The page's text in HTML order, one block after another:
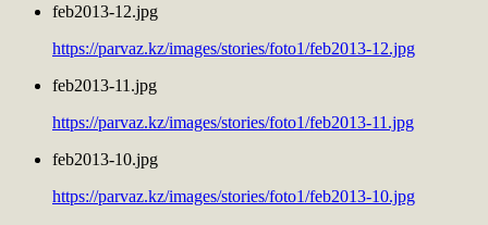
feb2013-12.jpg
https://parvaz.kz/images/stories/foto1/feb2013-12.jpg
feb2013-11.jpg
https://parvaz.kz/images/stories/foto1/feb2013-11.jpg
feb2013-10.jpg
https://parvaz.kz/images/stories/foto1/feb2013-10.jpg